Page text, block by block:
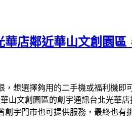
華店鄰近華山文創園
，想選擇夠用的二手機或福利機
山文創園區的創宇通訊台北光華
宇門市也可提供服務，最終也有